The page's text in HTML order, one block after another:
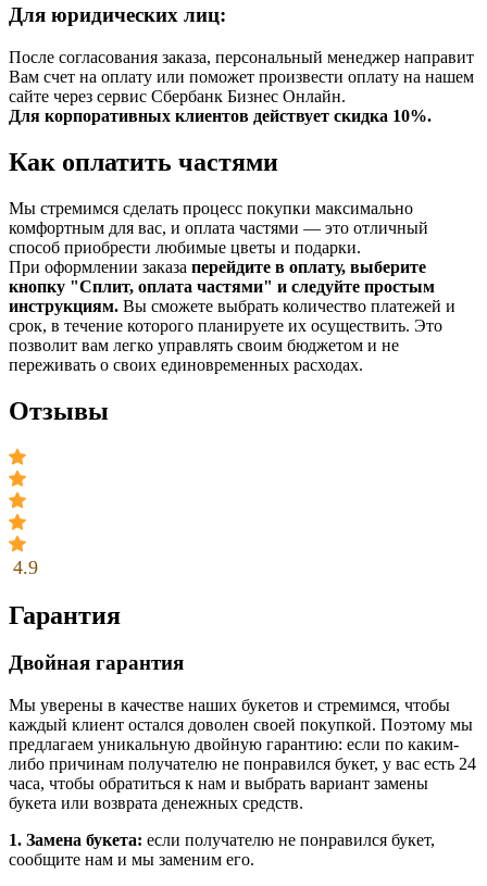
Для юридических лиц:
После согласования заказа, персональный менеджер направит
Вам счет на оплату или поможет произвести оплату на нашем
сайте через сервис Сбербанк Бизнес Онлайн.
Для корпоративных клиентов действует скидка 10%.
Как оплатить частями
Мы стремимся сделать процесс покупки максимально
комфортным для вас, и оплата частями — это отличный
способ приобрести любимые цветы и подарки.
При оформлении заказа перейдите в оплату, выберите
кнопку "Сплит, оплата частями" и следуйте простым
инструкциям. Вы сможете выбрать количество платежей и
срок, в течение которого планируете их осуществить. Это
позволит вам легко управлять своим бюджетом и не
переживать о своих единовременных расходах.
Отзывы
4.9
Гарантия
Двойная гарантия
Мы уверены в качестве наших букетов и стремимся, чтобы
каждый клиент остался доволен своей покупкой. Поэтому мы
предлагаем уникальную двойную гарантию: если по каким-
либо причинам получателю не понравился букет, у вас есть 24
часа, чтобы обратиться к нам и выбрать вариант замены
букета или возврата денежных средств.
1. Замена букета: если получателю не понравился букет,
сообщите нам и мы заменим его.